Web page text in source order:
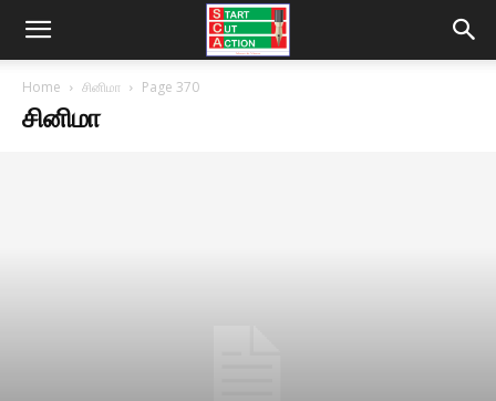
Home சினிமா Page 370
சினிமா